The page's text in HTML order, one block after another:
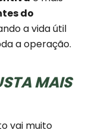
do
a vida útil
a operação.
MAIS
vai muito